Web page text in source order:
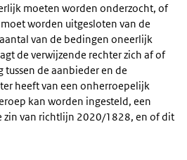
moeten worden onderzocht, of
worden uitgesloten van de
van de bedingen oneerlijk
de verwijzende rechter zich af of
de aanbieder en de
heeft van een onherroepelijk
kan worden ingesteld, een
zin van richtlijn 2020/1828, en of dit